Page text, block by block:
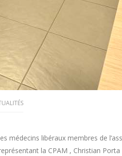
médecins libéraux membres de
la CPAM , Christian